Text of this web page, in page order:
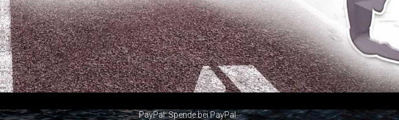
PayPal:Spende bei PayPal